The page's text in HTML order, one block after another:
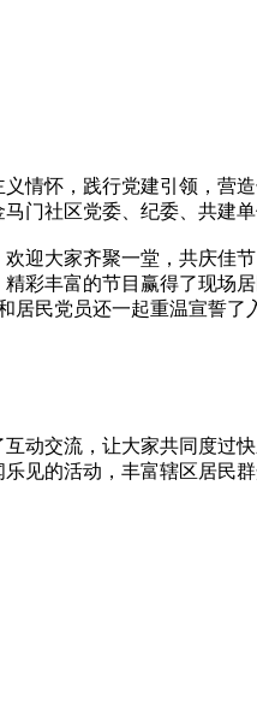
情怀，践行党建引领，营
社区党委、纪委、共建
迎大家齐聚一堂，共庆佳
彩丰富的节目赢得了现场
民党员还一起重温宣誓
动交流，让大家共同度过
的活动，丰富辖区居民